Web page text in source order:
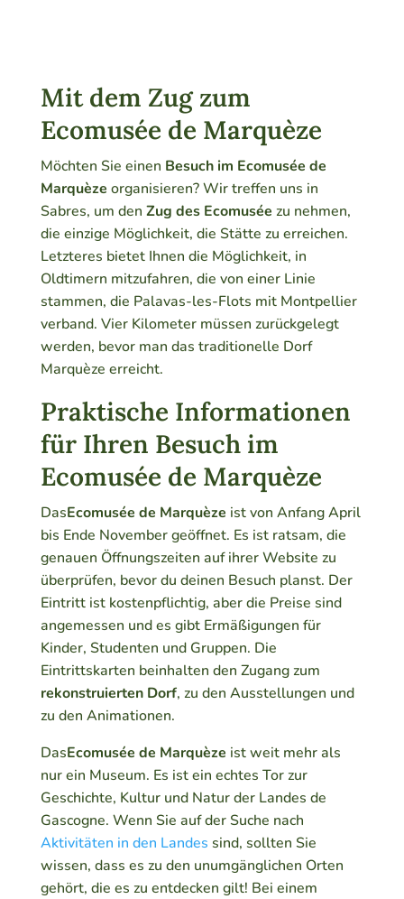
Mit dem Zug zum
Ecomusée de Marquèze
Möchten Sie einen Besuch im Ecomusée de
Marquèze organisieren? Wir treffen uns in
Sabres, um den Zug des Ecomusée zu nehmen,
die einzige Möglichkeit, die Stätte zu erreichen.
Letzteres bietet Ihnen die Möglichkeit, in
Oldtimern mitzufahren, die von einer Linie
stammen, die Palavas-les-Flots mit Montpellier
verband. Vier Kilometer müssen zurückgelegt
werden, bevor man das traditionelle Dorf
Marquèze erreicht.
Praktische Informationen
für Ihren Besuch im
Ecomusée de Marquèze
DasEcomusée de Marquèze ist von Anfang April
bis Ende November geöffnet. Es ist ratsam, die
genauen Öffnungszeiten auf ihrer Website zu
überprüfen, bevor du deinen Besuch planst. Der
Eintritt ist kostenpflichtig, aber die Preise sind
angemessen und es gibt Ermäßigungen für
Kinder, Studenten und Gruppen. Die
Eintrittskarten beinhalten den Zugang zum
rekonstruierten Dorf, zu den Ausstellungen und
zu den Animationen.
DasEcomusée de Marquèze ist weit mehr als
nur ein Museum. Es ist ein echtes Tor zur
Geschichte, Kultur und Natur der Landes de
Gascogne. Wenn Sie auf der Suche nach
Aktivitäten in den Landes sind, sollten Sie
wissen, dass es zu den unumgänglichen Orten
gehört, die es zu entdecken gilt! Bei einem